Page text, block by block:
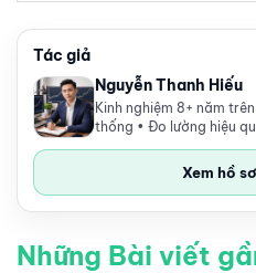
Tác giả
Nguyễn Thanh Hiếu
Kinh nghiệm 8+ năm
thống • Đo lường hiệu
Xem hồ
Những Bài viết